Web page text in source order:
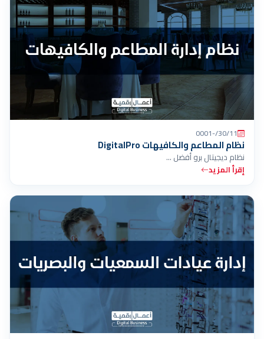
30/11/-0001
نظام المطاعم والكافيهات DigitalPro
نظام ديجيتال برو أفضل …
إقرأ المزيد